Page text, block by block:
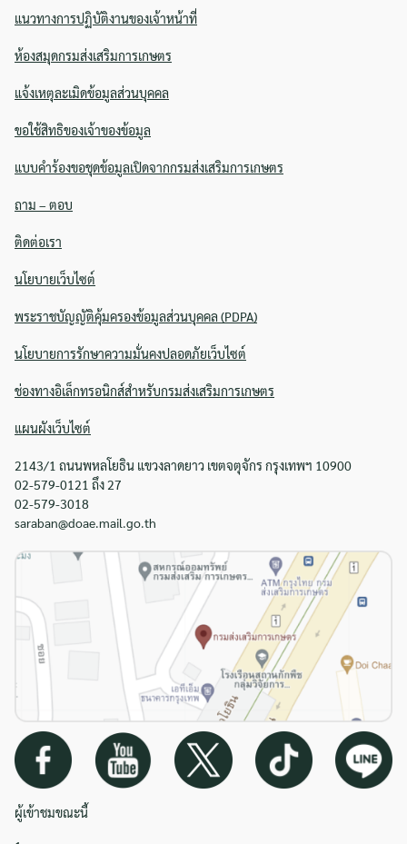
แนวทางการปฏิบัติงานของเจ้าหน้าที่
ห้องสมุดกรมส่งเสริมการเกษตร
แจ้งเหตุละเมิดข้อมูลส่วนบุคคล
ขอใช้สิทธิของเจ้าของข้อมูล
แบบคำร้องขอชุดข้อมูลเปิดจากกรมส่งเสริมการเกษตร
ถาม – ตอบ
ติดต่อเรา
นโยบายเว็บไซต์
พระราชบัญญัติคุ้มครองข้อมูลส่วนบุคคล (PDPA)
นโยบายการรักษาความมั่นคงปลอดภัยเว็บไซต์
ช่องทางอิเล็กทรอนิกส์สำหรับกรมส่งเสริมการเกษตร
แผนผังเว็บไซต์
2143/1 ถนนพหลโยธิน แขวงลาดยาว เขตจตุจักร กรุงเทพฯ 10900
02-579-0121 ถึง 27
02-579-3018
saraban@doae.mail.go.th
ผู้เข้าชมขณะนี้